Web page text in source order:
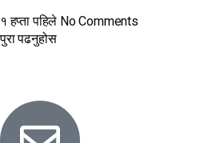
१ हप्ता पहिले No Comments
पुरा पढनुहोस